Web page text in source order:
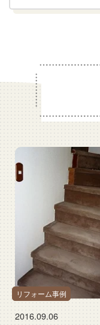
リフォーム事例
2016.09.06